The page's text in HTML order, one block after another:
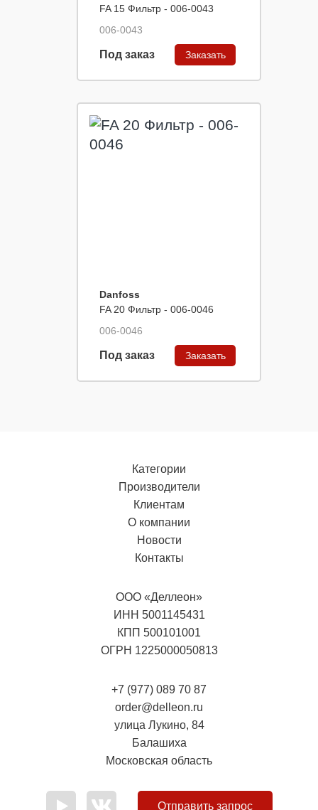
FA 15 Фильтр - 006-0043
006-0043
Под заказ Заказать
Danfoss
FA 20 Фильтр - 006-0046
006-0046
Под заказ Заказать
Категории
Производители
Клиентам
О компании
Новости
Контакты
ООО «Деллеон»
ИНН 5001145431
КПП 500101001
ОГРН 1225000050813
+7 (977) 089 70 87
order@delleon.ru
улица Лукино, 84
Балашиха
Московская область
Отправить запрос